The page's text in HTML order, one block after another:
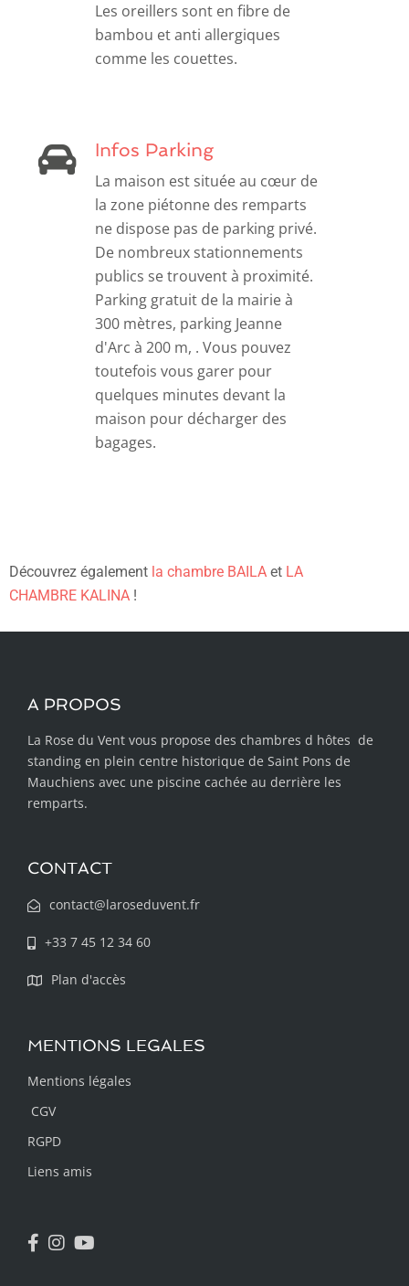
Les oreillers sont en fibre de
bambou et anti allergiques
comme les couettes.
Infos Parking
La maison est située au cœur de
la zone piétonne des remparts
ne dispose pas de parking privé.
De nombreux stationnements
publics se trouvent à proximité.
Parking gratuit de la mairie à
300 mètres, parking Jeanne
d'Arc à 200 m, . Vous pouvez
toutefois vous garer pour
quelques minutes devant la
maison pour décharger des
bagages.
Découvrez également la chambre BAILA et LA
CHAMBRE KALINA !
A PROPOS
La Rose du Vent vous propose des chambres d hôtes de
standing en plein centre historique de Saint Pons de
Mauchiens avec une piscine cachée au derrière les
remparts.
CONTACT
contact@laroseduvent.fr
+33 7 45 12 34 60
Plan d'accès
MENTIONS LEGALES
Mentions légales
CGV
RGPD
Liens amis